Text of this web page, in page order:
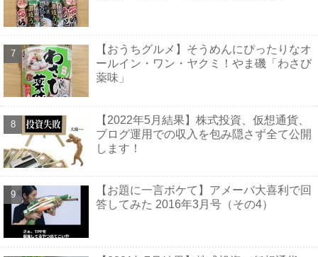
【おうちグルメ】そうめんにぴったりなオ
ールイン・ワン・ヤクミ！やま磯「わさび
薬味」
【2022年5月結果】株式投資、仮想通貨、
ブログ運用での収入を包み隠さず全て公開
します！
【お題に一言ボケて】アメーバ大喜利で回
答してみた 2016年3月号（その4）